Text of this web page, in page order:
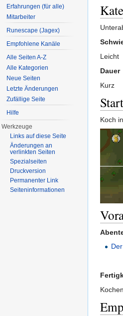
Leicht
Dauer
Kurz
Koch
Erfahrungen (für alle)
Mitarbeiter
Runescape (Jagex)
Empfohlene Kanäle
Alle Seiten A-Z
Alle Kategorien
Neue Seiten
Letzte Änderungen
Zufällige Seite
Hilfe
Werkzeuge
Links auf diese Seite
Änderungen an
verlinkten Seiten
Spezialseiten
Druckversion
Permanenter Link
Seiteninformationen